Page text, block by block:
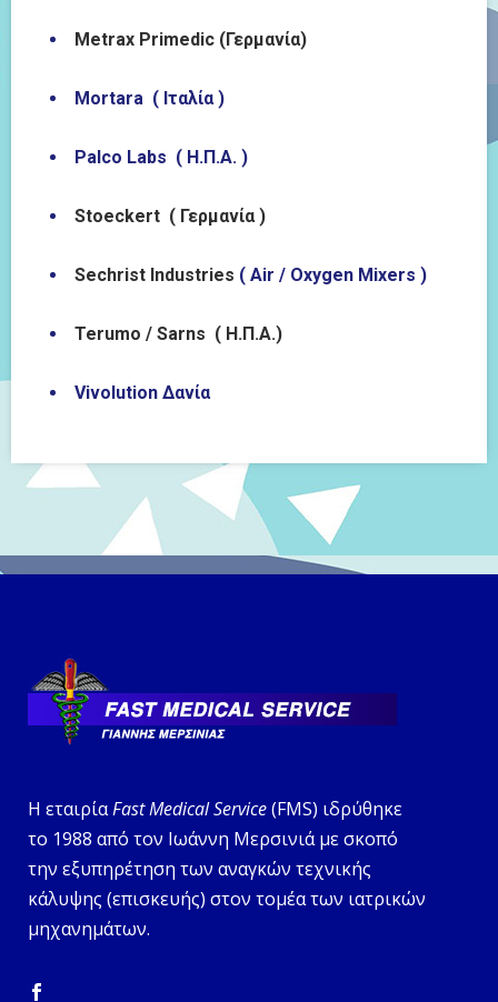
Metrax Primedic (Γερμανία)
Mortara ( Ιταλία )
Palco Labs ( Η.Π.Α. )
Stoeckert ( Γερμανία )
Sechrist Industries ( Air / Oxygen Mixers )
Terumo / Sarns ( Η.Π.Α.)
Vivolution Δανία
Η εταιρίαFast Medical Service(FMS) ιδρύθηκε
το 1988 από τον Ιωάννη Μερσινιά με σκοπό
την εξυπηρέτηση των αναγκών τεχνικής
κάλυψης (επισκευής) στον τομέα των ιατρικών
μηχανημάτων.